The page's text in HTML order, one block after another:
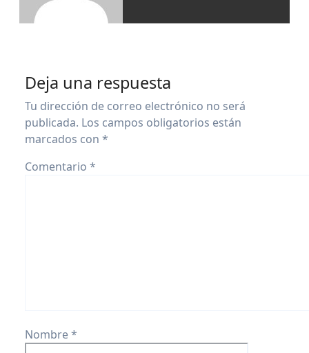
Deja una respuesta
Tu dirección de correo electrónico no será
publicada. Los campos obligatorios están
marcados con *
Comentario *
Nombre*